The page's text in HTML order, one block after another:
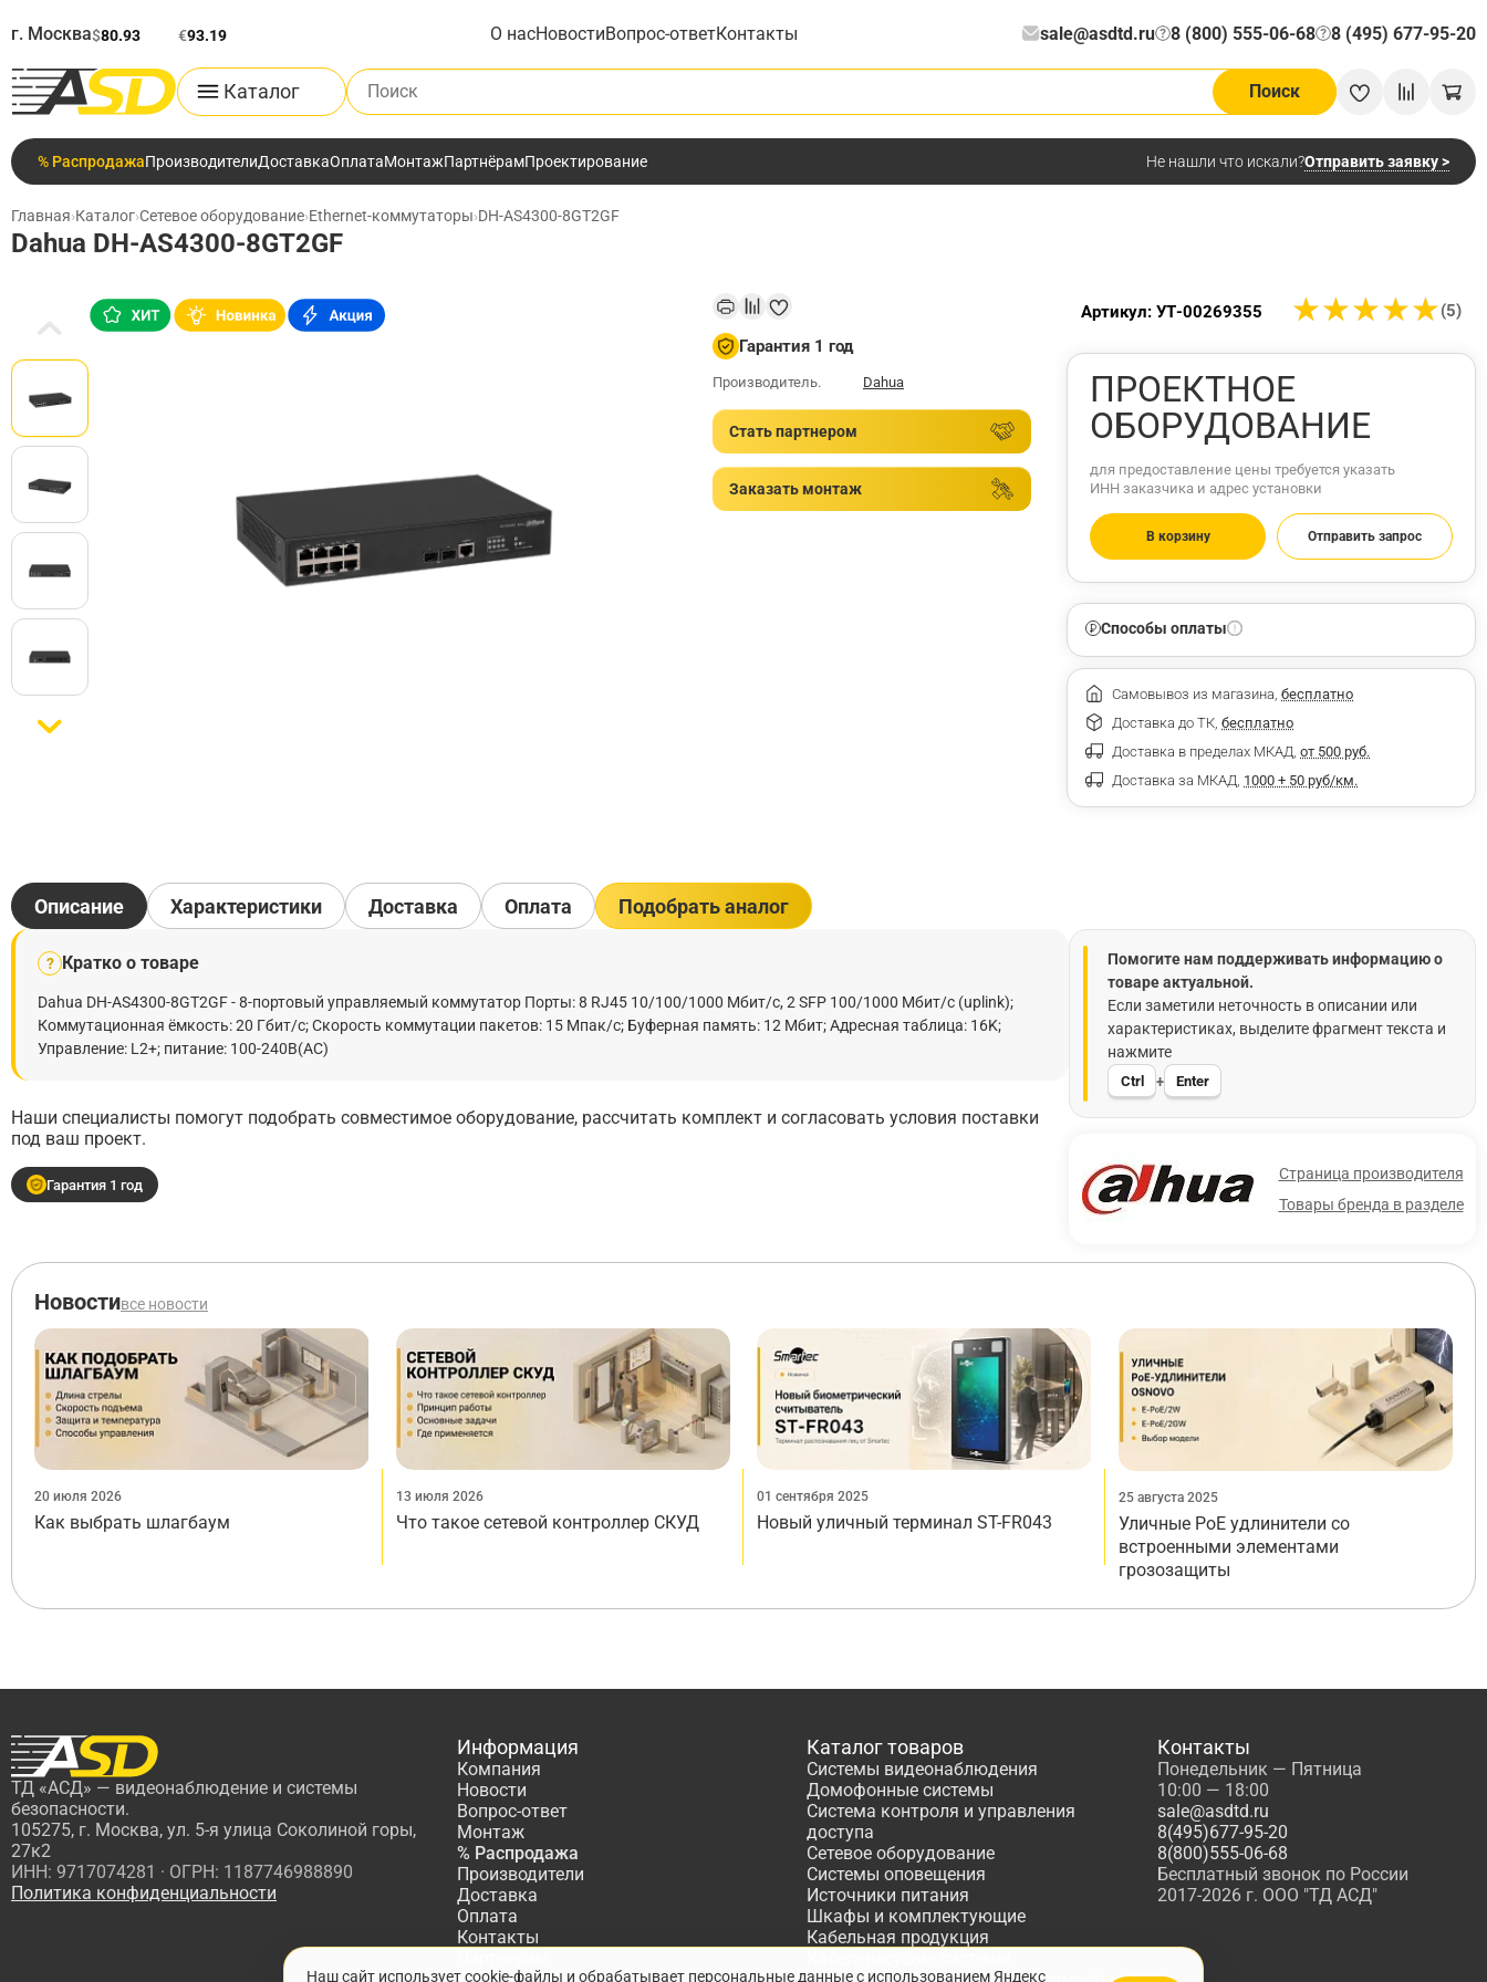
г. Москва$80.93 €93.19 О насНовостиВопрос-ответКонтакты sale@asdtd.ru 8 (800) 555-06-68
? 8 (495) 677-95-20
?
Каталог
Поиск по каталогу
Поиск
% РаспродажаПроизводителиДоставкаОплатаМонтажПартнёрамПроектирование Не нашли что искали?Отправить заявку >
Главная›Каталог›Сетевое оборудование›Ethernet-коммутаторы›DH-AS4300-8GT2GF
Dahua DH-AS4300-8GT2GF
Гарантия 1 год
Производитель. Dahua
Стать партнером
Заказать монтаж
★★★★★
★★★★★(5)
Артикул: УТ-00269355
ПРОЕКТНОЕ
ОБОРУДОВАНИЕ
для предоставление цены требуется указать
ИНН заказчика и адрес установки
В корзину Отправить запрос
Способы оплаты
Самовывоз из магазина, бесплатно
Доставка до ТК, бесплатно
Доставка в пределах МКАД, от 500 руб.
Доставка за МКАД, 1000 + 50 руб/км.
Описание
? Кратко о товаре
Dahua DH-AS4300-8GT2GF - 8-портовый управляемый коммутатор Порты: 8 RJ45 10/100/1000 Мбит/с, 2 SFP 100/1000 Мбит/с (uplink);
Коммутационная ёмкость: 20 Гбит/с; Скорость коммутации пакетов: 15 Мпак/с; Буферная память: 12 Мбит; Адресная таблица: 16K;
Управление: L2+; питание: 100-240В(AC)
Наши специалисты помогут подобрать совместимое оборудование, рассчитать комплект и согласовать условия поставки
под ваш проект.
Гарантия 1 год
Помогите нам поддерживать информацию о
товаре актуальной.
Если заметили неточность в описании или
характеристиках, выделите фрагмент текста и
нажмите
Ctrl + Enter
Страница производителя
Товары бренда в разделе
Характеристики Доставка Оплата Подобрать аналог
Новостивсе новости
20 июля 2026
Как выбрать шлагбаум
13 июля 2026
Что такое сетевой контроллер СКУД
01 сентября 2025
Новый уличный терминал ST-FR043
25 августа 2025
Уличные PoE удлинители со
встроенными элементами
грозозащиты
ТД «АСД» — видеонаблюдение и системы
безопасности.
105275, г. Москва, ул. 5-я улица Соколиной горы,
27к2
ИНН: 9717074281 · ОГРН: 1187746988890
Политика конфиденциальности
Информация
Компания
Новости
Вопрос-ответ
Монтаж
% Распродажа
Производители
Доставка
Оплата
Контакты
Каталог товаров
Системы видеонаблюдения
Домофонные системы
Система контроля и управления
доступа
Сетевое оборудование
Системы оповещения
Источники питания
Шкафы и комплектующие
Кабельная продукция
Контакты
Понедельник — Пятница
10:00 — 18:00
sale@asdtd.ru
8(495)677-95-20
8(800)555-06-68
Бесплатный звонок по России
2017-2026 г. ООО "ТД АСД"
Наш сайт использует cookie-файлы и обрабатывает персональные данные с использованием Яндекс